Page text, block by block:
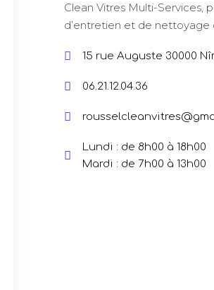
Clean Vitres Multi-Services,
d’entretien et de
15 rue Auguste 30000
06.21.12.04.36
Lundi : de 8h00 à 18h00
Mardi : de 7h00 à 13h00